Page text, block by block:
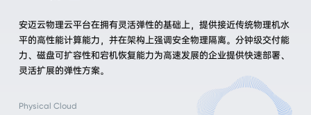
安迈云物理云平台在拥有灵活弹性的基础上，提供接近传统物理机水
平的高性能计算能力，并在架构上强调安全物理隔离。分钟级交付能
力、磁盘可扩容性和宕机恢复能力为高速发展的企业提供快速部署、
灵活扩展的弹性方案。
Physical Cloud